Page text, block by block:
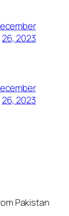
26, 2023
26, 2023
Pakistan